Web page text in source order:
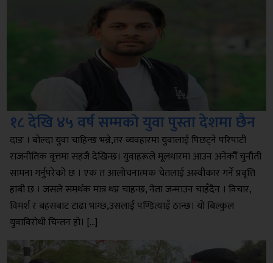
१८ देखि ४५ वर्ष सम्मको युवा पुस्ता देशमा छैन
दाङ । बोल्दा युवा चाहिन्छ भन्ने,तर व्यवहारमा युवालाई पिछट्ने परिपाटी
राजनीतिक वृत्तमा सहजै देखिन्छ। युवाहरूले मूलधारमा आउन अनेकौँ चुनौती
सामना गर्नुपरेको छ । एक त आलोचनात्मक चेतलाई अस्वीकार गर्ने प्रवृत्ति
हाबी छ । जसले समर्थक मात्र थप्न चाहन्छ, नेता जन्माउन चाहँदैन । विचार,
विमर्श र बहसबाट टाढा भाग्छ,उसलाई पण्डित्याइँ ठान्छ। यो बिल्कुल
युवाविरोधी चिन्तन हो। […]